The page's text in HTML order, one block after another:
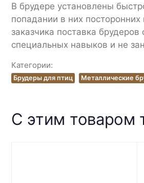
В брудере установлены
попадании в них
заказчика поставка
специальных навыков и не
Категории:
Брудеры для птиц Металлические
С этим товаром